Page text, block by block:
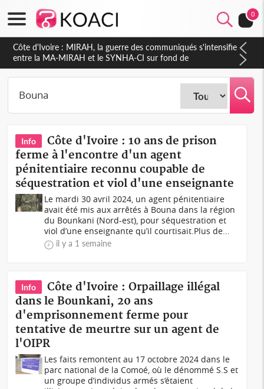
0
Côte d'Ivoire : Indépendance 2026, Thiam plaide pour un
environnement démocratique plus apaisé
Info
Côte d'Ivoire : 10 ans de prison
ferme à l'encontre d'un agent
pénitentiaire reconnu coupable de
séquestration et viol d'une enseignante
Le mardi 30 avril 2024, un agent pénitentiaire
avait été mis aux arrêtés à Bouna dans la région
du Bounkani (Nord-est), pour séquestration et
viol d’une enseignante qu’il courtisait.Plus de...
il y a 1 semaine
Info
Côte d'Ivoire : Orpaillage illégal
dans le Bounkani, 20 ans
d'emprisonnement ferme pour
tentative de meurtre sur un agent de
l'OIPR
Les faits remontent au 17 octobre 2024 dans le
parc national de la Comoé, où le dénommé S.S et
un groupe d’individus armés s’étaient